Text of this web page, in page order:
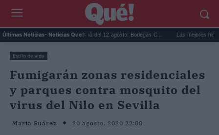
Últimas Noticias- Noticias Que!:
Eclipse solar en Cariñena del 12 agosto: Bodegas C... Las mejores
Estilo de vida
Fumigarán zonas residenciales
y parques contra mosquito del
virus del Nilo en Sevilla
Marta Suárez 20 agosto, 2020 22:00